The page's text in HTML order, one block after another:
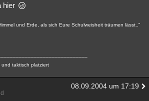
Unterhaltung
Gruppen Gaming
hier
und Erde, als sich Eure Schulweisheit träumen lässt..“
taktisch platziert
08.09.2004 um 17:19